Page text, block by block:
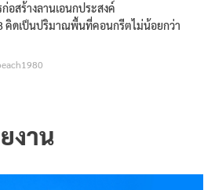
ก่อสร้างลานเอนกประสงค์
คิดเป็นปริมาณพื้นที่คอนกรีตไม่น้อยกว่า
งาน